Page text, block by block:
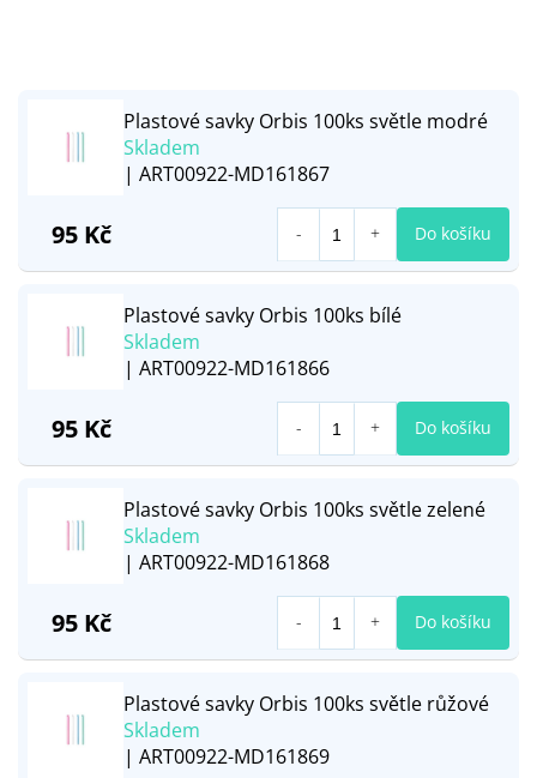
Plastové savky Orbis 100ks světle modré
Skladem
| ART00922-MD161867
95 Kč Do košíku
Plastové savky Orbis 100ks bílé
Skladem
| ART00922-MD161866
95 Kč Do košíku
Plastové savky Orbis 100ks světle zelené
Skladem
| ART00922-MD161868
95 Kč Do košíku
Plastové savky Orbis 100ks světle růžové
Skladem
| ART00922-MD161869